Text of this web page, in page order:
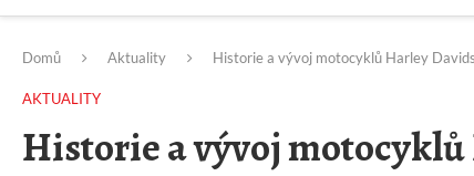
Domů Aktuality Historie a vývoj motocyklů Harley
AKTUALITY
Historie a vývoj